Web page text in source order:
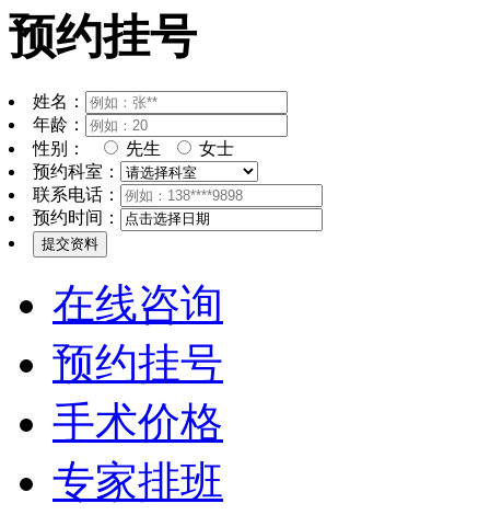
预约挂号
姓名：
年龄：
性别：
先生
女士
预约科室：
联系电话：
预约时间：
在线咨询
预约挂号
手术价格
专家排班